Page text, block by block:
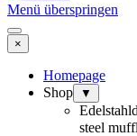
Menü überspringen
×
Homepage
Shop
▼
steel